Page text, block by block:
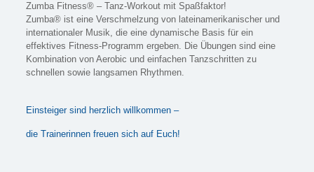
Zumba Fitness® – Tanz-Workout mit Spaßfaktor!
Zumba® ist eine Verschmelzung von lateinamerikanischer und
internationaler Musik, die eine dynamische Basis für ein
effektives Fitness-Programm ergeben. Die Übungen sind eine
Kombination von Aerobic und einfachen Tanzschritten zu
schnellen sowie langsamen Rhythmen.
Einsteiger sind herzlich willkommen –
die Trainerinnen freuen sich auf Euch!